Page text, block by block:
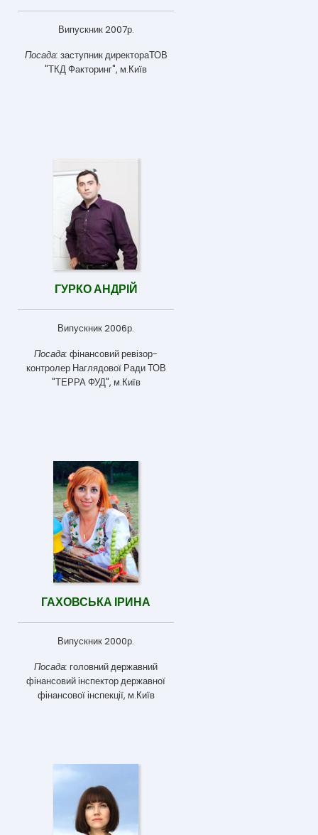
Випускник 2007р.
Посада: заступник директораТОВ
"ТКД Факторинг", м.Київ
ГУРКО АНДРІЙ
Випускник 2006р.
Посада: фінансовий ревізор-
контролер Наглядової Ради ТОВ
"ТЕРРА ФУД", м.Київ
ГАХОВСЬКА ІРИНА
Випускник 2000р.
Посада: головний державний
фінансовий інспектор державної
фінансової інспекції, м.Київ